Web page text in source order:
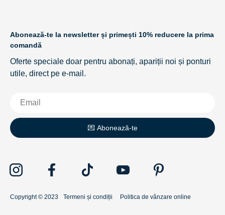
Abonează-te la newsletter și primești 10% reducere la prima
comandă
Oferte speciale doar pentru abonați, apariții noi și ponturi
utile, direct pe e-mail.
💌 Abonează-te
Copyright © 2023 Termeni și condiții Politica de vânzare online